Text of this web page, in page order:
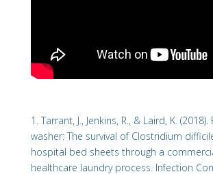
1. Tarrant, J., Jenkins, R., & Laird, K.
washer: The survival of Clostridium
hospital bed sheets through a
healthcare laundry process. Infection